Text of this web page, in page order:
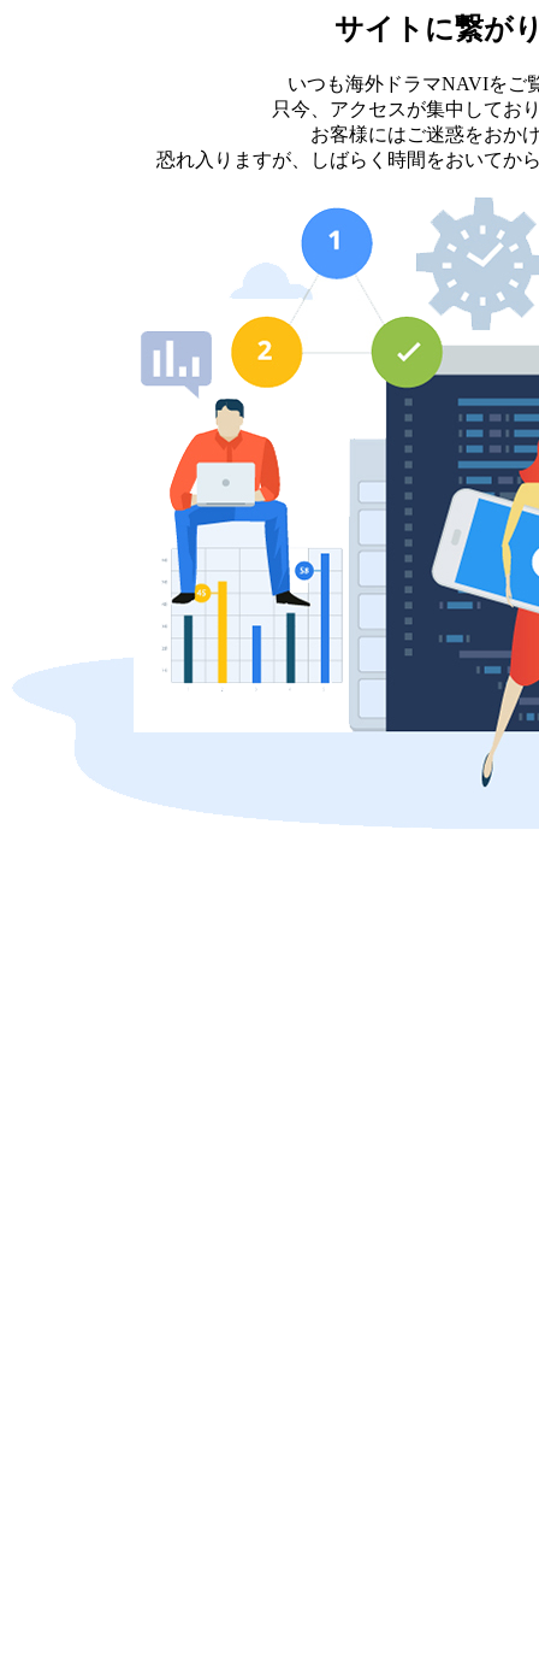
サイトに繋が
いつも海外ドラマNAVIをご
只今、アクセスが集中してお
お客様にはご迷惑をおか
恐れ入りますが、しばらく時間をおいてか